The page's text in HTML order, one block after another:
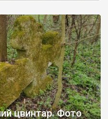
цвинтар. Фото